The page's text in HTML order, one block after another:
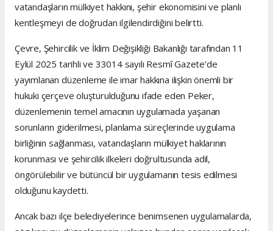
vatandaşların mülkiyet hakkını, şehir ekonomisini ve planlı
kentleşmeyi de doğrudan ilgilendirdiğini belirtti.
Çevre, Şehircilik ve İklim Değişikliği Bakanlığı tarafından 11
Eylül 2025 tarihli ve 33014 sayılı Resmî Gazete’de
yayımlanan düzenleme ile imar hakkına ilişkin önemli bir
hukuki çerçeve oluşturulduğunu ifade eden Peker,
düzenlemenin temel amacının uygulamada yaşanan
sorunların giderilmesi, planlama süreçlerinde uygulama
birliğinin sağlanması, vatandaşların mülkiyet haklarının
korunması ve şehircilik ilkeleri doğrultusunda adil,
öngörülebilir ve bütüncül bir uygulamanın tesis edilmesi
olduğunu kaydetti.
Ancak bazı ilçe belediyelerince benimsenen uygulamalarda,